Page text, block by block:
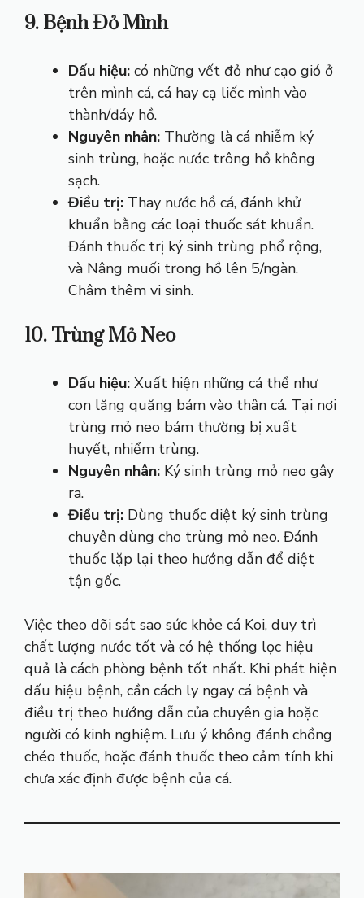
9. Bệnh Đỏ Mình
Dấu hiệu: có những vết đỏ như cạo gió ở
trên mình cá, cá hay cạ liếc mình vào
thành/đáy hồ.
Nguyên nhân: Thường là cá nhiễm ký
sinh trùng, hoặc nước trông hồ không
sạch.
Điều trị: Thay nước hồ cá, đánh khử
khuẩn bằng các loại thuốc sát khuẩn.
Đánh thuốc trị ký sinh trùng phổ rộng,
và Nâng muối trong hồ lên 5/ngàn.
Châm thêm vi sinh.
10. Trùng Mỏ Neo
Dấu hiệu: Xuất hiện những cá thể như
con lăng quăng bám vào thân cá. Tại nơi
trùng mỏ neo bám thường bị xuất
huyết, nhiểm trùng.
Nguyên nhân: Ký sinh trùng mỏ neo gây
ra.
Điều trị: Dùng thuốc diệt ký sinh trùng
chuyên dùng cho trùng mỏ neo. Đánh
thuốc lặp lại theo hướng dẫn để diệt
tận gốc.
Việc theo dõi sát sao sức khỏe cá Koi, duy trì
chất lượng nước tốt và có hệ thống lọc hiệu
quả là cách phòng bệnh tốt nhất. Khi phát hiện
dấu hiệu bệnh, cần cách ly ngay cá bệnh và
điều trị theo hướng dẫn của chuyên gia hoặc
người có kinh nghiệm. Lưu ý không đánh chồng
chéo thuốc, hoặc đánh thuốc theo cảm tính khi
chưa xác định được bệnh của cá.